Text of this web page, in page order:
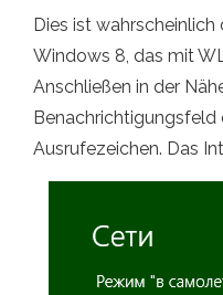
Dies ist
Windows 8, das mit
Anschließen in der
Benachrichtigungsfeld
Ausrufezeichen. Das